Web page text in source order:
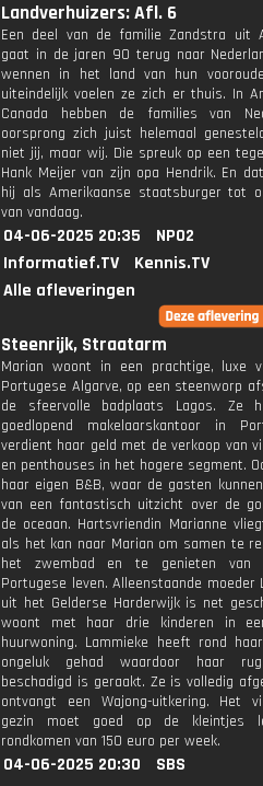
Landverhuizers: Afl. 6
Een deel van de familie Zandstra uit
gaat in de jaren 90 terug naar
wennen in het land van hun
uiteindelijk voelen ze zich er thuis. In
Canada hebben de families van
oorsprong zich juist helemaal
niet jij, maar wij. Die spreuk op een
Hank Meijer van zijn opa Hendrik. En
hij als Amerikaanse staatsburger tot
van vandaag.
04-06-2025 20:35
NPO2
Informatief.TV
Kennis.TV
Alle afleveringen
Steenrijk, Straatarm
Marian woont in een prachtige, luxe
Portugese Algarve, op een steenworp
de sfeervolle badplaats Lagos. Ze
goedlopend makelaarskantoor in
verdient haar geld met de verkoop van
en penthouses in het hogere segment.
haar eigen B&B, waar de gasten
van een fantastisch uitzicht over de
de oceaan. Hartsvriendin Marianne
als het kan naar Marian om samen te
het zwembad en te genieten van
Portugese leven. Alleenstaande moeder
uit het Gelderse Harderwijk is net
woont met haar drie kinderen in
huurwoning. Lammieke heeft rond
ongeluk gehad waardoor haar
beschadigd is geraakt. Ze is volledig
ontvangt een Wajong-uitkering. Het
gezin moet goed op de kleintjes
rondkomen van 150 euro per week.
04-06-2025 20:30
SBS